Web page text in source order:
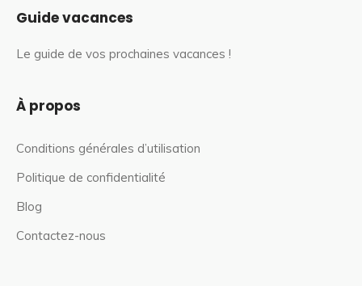
Guide vacances
Le guide de vos prochaines vacances !
À propos
Conditions générales d’utilisation
Politique de confidentialité
Blog
Contactez-nous